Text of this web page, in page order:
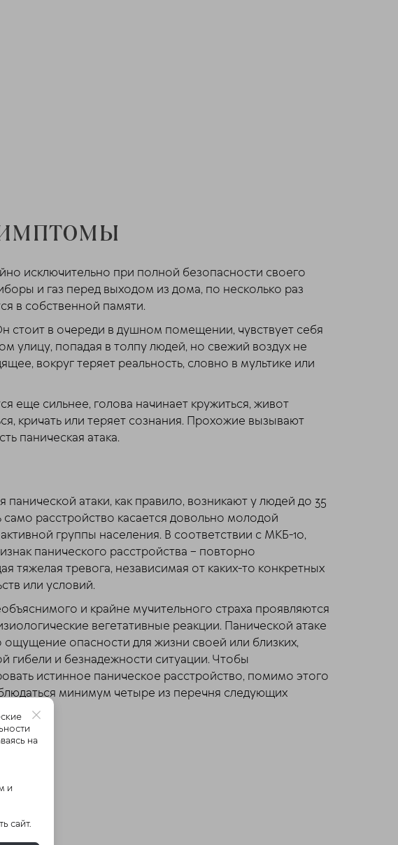
исключительно при полной безопасности своего
и газ перед выходом из дома, по несколько раз
в собственной памяти.
стоит в очереди в душном помещении, чувствует себя
попадая в толпу людей, но свежий воздух не
вокруг теряет реальность, словно в мультике или
еще сильнее, голова начинает кружиться, живот
кричать или теряет сознания. Прохожие вызывают
паническая атака.
панической атаки, как правило, возникают у людей до 35
само расстройство касается довольно молодой
группы населения. В соответствии с МКБ-10,
панического расстройства – повторно
тяжелая тревога, независимая от каких-то конкретных
или условий.
и крайне мучительного страха проявляются
вегетативные реакции. Панической атаке
ощущение опасности для жизни своей или близких,
гибели и безнадежности ситуации. Чтобы
истинное паническое расстройство, помимо этого
минимум четыре из перечня следующих
на
и
сайт.